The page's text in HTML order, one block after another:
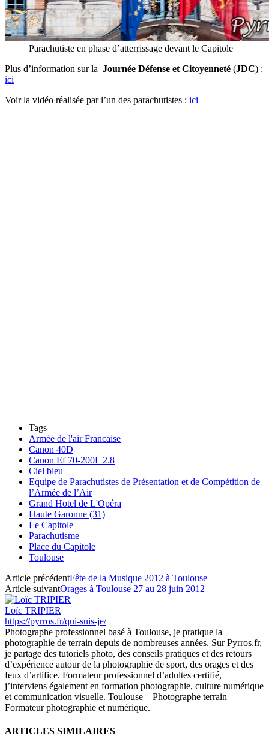
Parachutiste en phase d’atterrissage devant le Capitole
Plus d’information sur la Journée Défense et Citoyenneté (JDC) :
ici
Voir la vidéo réalisée par l’un des parachutistes : ici
Tags
Armée de l'air Francaise
Canon 40D
Canon Ef 70-200L 2.8
Ciel bleu
Equipe de Parachutistes de Présentation et de Compétition de
l’Armée de l’Air
Grand Hotel de L'Opéra
Haute Garonne (31)
Le Capitole
Parachutisme
Place du Capitole
Toulouse
Article précédentFête de la Musique 2012 à Toulouse
Article suivantOrages à Toulouse 27 au 28 juin 2012
Loïc TRIPIER
https://pyrros.fr/qui-suis-je/
Photographe professionnel basé à Toulouse, je pratique la
photographie de terrain depuis de nombreuses années. Sur Pyrros.fr,
je partage des tutoriels photo, des conseils pratiques et des retours
d’expérience autour de la photographie de sport, des orages et des
feux d’artifice. Formateur professionnel d’adultes certifié,
j’interviens également en formation photographie, culture numérique
et communication visuelle. Toulouse – Photographe terrain –
Formateur photographie et numérique.
ARTICLES SIMILAIRES